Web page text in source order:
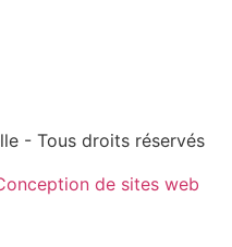
- Tous droits réservés
de sites web